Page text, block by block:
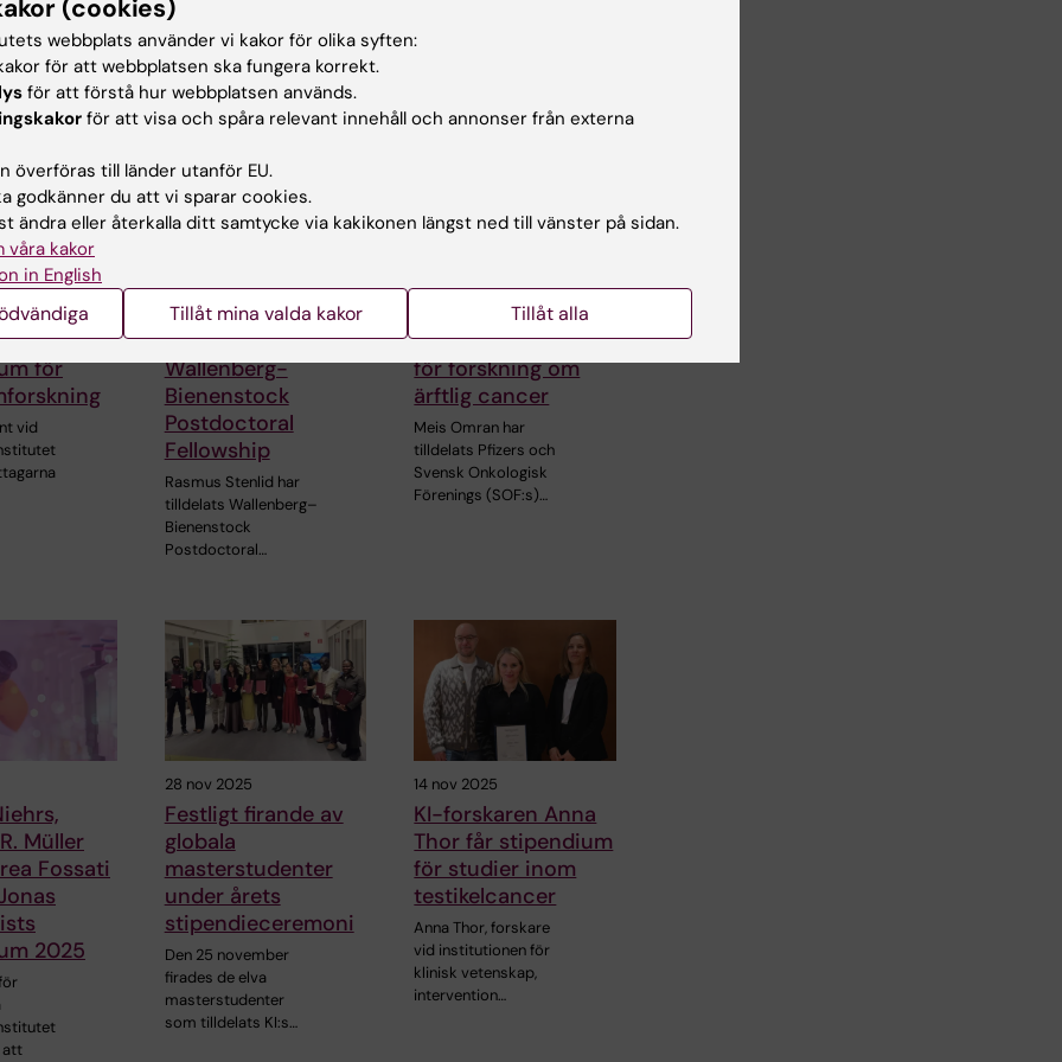
artiklar
tilldelas
för
vid
15 apr 2026
Rasmus Stenlid
tilldelas
Wallenberg-
Bienenstock
Postdoctoral
Fellowship
Rasmus Stenlid har
tilldelats Wallenberg–
Bienenstock
Postdoctoral…
20 mar 2026
Meis Omran
tilldelas stipendium
för forskning om
ärftlig cancer
Meis Omran har
tilldelats Pfizers och
Svensk Onkologisk
Förenings (SOF:s)…
Müller
Fossati
2025
att
28 nov 2025
Festligt firande av
globala
masterstudenter
under årets
stipendieceremoni
Den 25 november
firades de elva
masterstudenter
som tilldelats KI:s…
14 nov 2025
KI-forskaren Anna
Thor får stipendium
för studier inom
testikelcancer
Anna Thor, forskare
vid institutionen för
klinisk vetenskap,
intervention…
(cookies)
webbplats använder vi kakor för olika syften:
för att webbplatsen ska fungera korrekt.
för att förstå hur webbplatsen används.
för att visa och spåra relevant innehåll och annonser från externa
överföras till länder utanför EU.
godkänner du att vi sparar cookies.
ändra eller återkalla ditt samtycke via kakikonen längst ned till vänster på sidan.
våra kakor
in English
Tillåt mina valda kakor Tillåt alla